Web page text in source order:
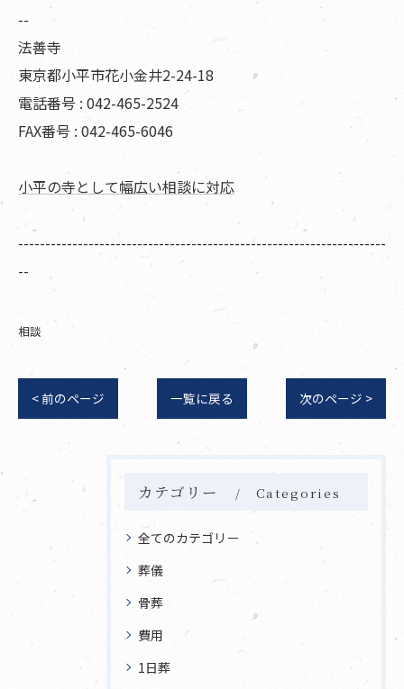
--
法善寺
東京都小平市花小金井2-24-18
電話番号 : 042-465-2524
FAX番号 : 042-465-6046
小平の寺として幅広い相談に対応
--------------------------------------------------------------------
--
相談
< 前のページ 一覧に戻る 次のページ >
カテゴリー Categories
全てのカテゴリー
葬儀
骨葬
費用
1日葬